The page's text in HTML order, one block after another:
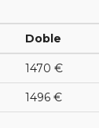
Doble
1470 €
1496 €